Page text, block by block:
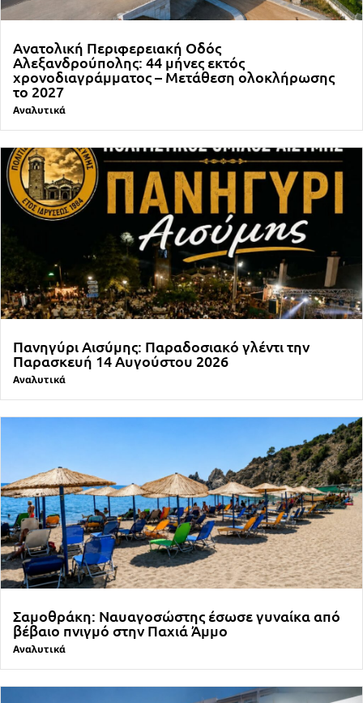
Ανατολική Περιφερειακή Οδός
Αλεξανδρούπολης: 44 μήνες εκτός
χρονοδιαγράμματος – Μετάθεση ολοκλήρωσης
το 2027
Αναλυτικά
Πανηγύρι Αισύμης: Παραδοσιακό γλέντι την
Παρασκευή 14 Αυγούστου 2026
Αναλυτικά
Σαμοθράκη: Ναυαγοσώστης έσωσε γυναίκα από
βέβαιο πνιγμό στην Παχιά Άμμο
Αναλυτικά